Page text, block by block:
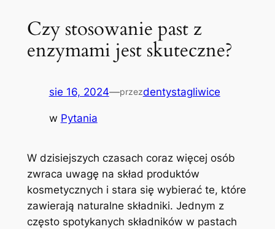
Czy stosowanie past z
enzymami jest skuteczne?
sie 16, 2024—przezdentystagliwice
w Pytania
W dzisiejszych czasach coraz więcej osób
zwraca ‌uwagę na skład produktów
kosmetycznych i​ stara się ⁣wybierać te, które
zawierają naturalne składniki. Jednym z
często spotykanych składników w pastach